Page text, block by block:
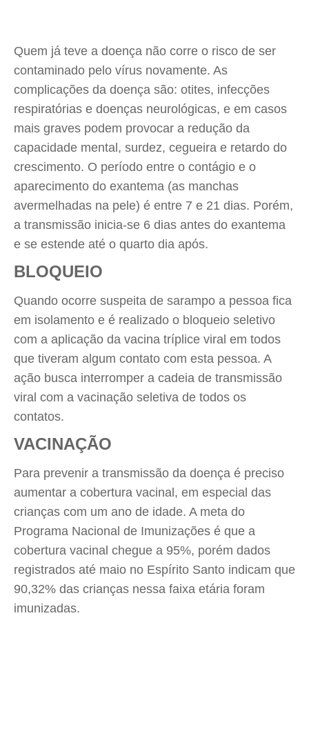
Quem já teve a doença não corre o risco de ser
contaminado pelo vírus novamente. As
complicações da doença são: otites, infecções
respiratórias e doenças neurológicas, e em casos
mais graves podem provocar a redução da
capacidade mental, surdez, cegueira e retardo do
crescimento. O período entre o contágio e o
aparecimento do exantema (as manchas
avermelhadas na pele) é entre 7 e 21 dias. Porém,
a transmissão inicia-se 6 dias antes do exantema
e se estende até o quarto dia após.
BLOQUEIO
Quando ocorre suspeita de sarampo a pessoa fica
em isolamento e é realizado o bloqueio seletivo
com a aplicação da vacina tríplice viral em todos
que tiveram algum contato com esta pessoa. A
ação busca interromper a cadeia de transmissão
viral com a vacinação seletiva de todos os
contatos.
VACINAÇÃO
Para prevenir a transmissão da doença é preciso
aumentar a cobertura vacinal, em especial das
crianças com um ano de idade. A meta do
Programa Nacional de Imunizações é que a
cobertura vacinal chegue a 95%, porém dados
registrados até maio no Espírito Santo indicam que
90,32% das crianças nessa faixa etária foram
imunizadas.